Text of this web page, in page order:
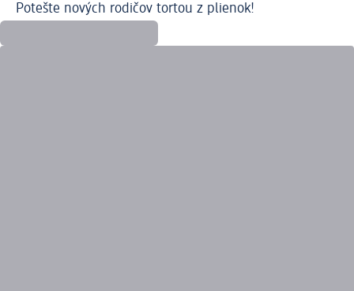
Potešte nových rodičov tortou z plienok!